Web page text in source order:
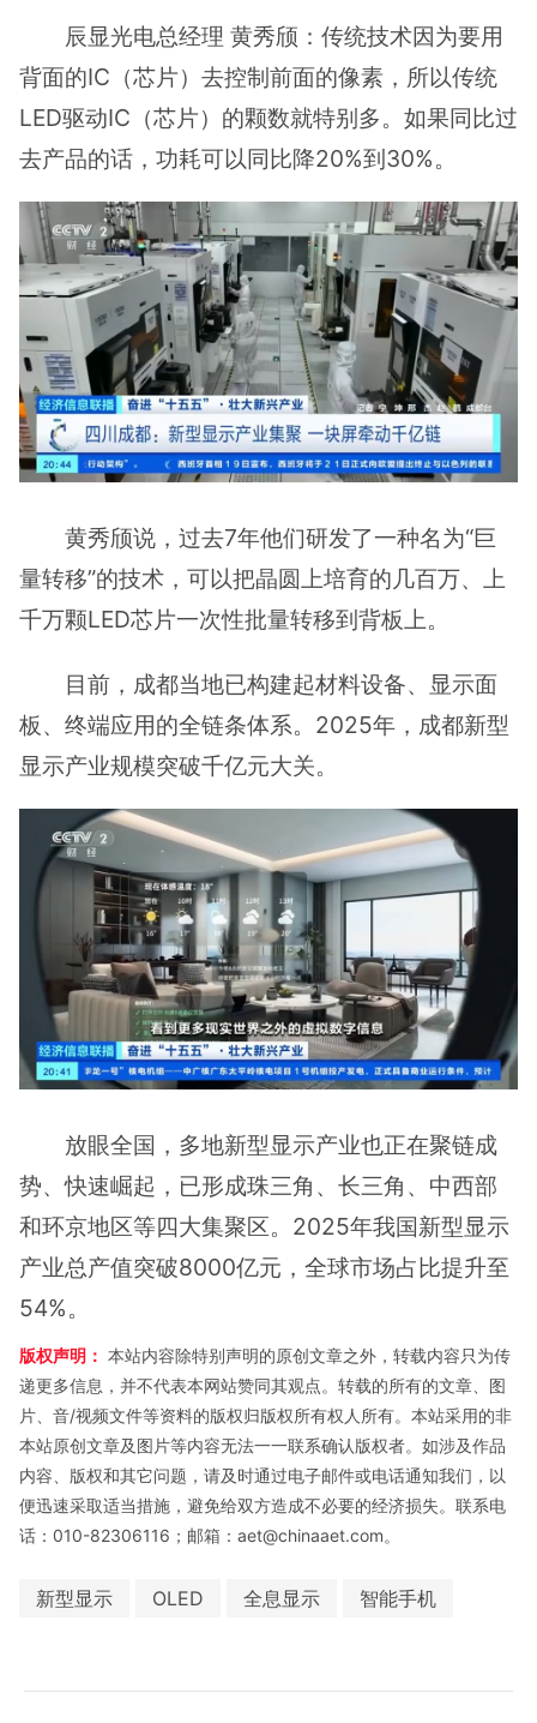
辰显光电总经理 黄秀颀：传统技术因为要用
背面的IC（芯片）去控制前面的像素，所以传统
LED驱动IC（芯片）的颗数就特别多。如果同比过
去产品的话，功耗可以同比降20%到30%。
黄秀颀说，过去7年他们研发了一种名为“巨
量转移”的技术，可以把晶圆上培育的几百万、上
千万颗LED芯片一次性批量转移到背板上。
目前，成都当地已构建起材料设备、显示面
板、终端应用的全链条体系。2025年，成都新型
显示产业规模突破千亿元大关。
放眼全国，多地新型显示产业也正在聚链成
势、快速崛起，已形成珠三角、长三角、中西部
和环京地区等四大集聚区。2025年我国新型显示
产业总产值突破8000亿元，全球市场占比提升至
54%。
版权声明： 本站内容除特别声明的原创文章之外，转载内容只为传
递更多信息，并不代表本网站赞同其观点。转载的所有的文章、图
片、音/视频文件等资料的版权归版权所有权人所有。本站采用的非
本站原创文章及图片等内容无法一一联系确认版权者。如涉及作品
内容、版权和其它问题，请及时通过电子邮件或电话通知我们，以
便迅速采取适当措施，避免给双方造成不必要的经济损失。联系电
话：010-82306116；邮箱：aet@chinaaet.com。
新型显示 OLED 全息显示 智能手机